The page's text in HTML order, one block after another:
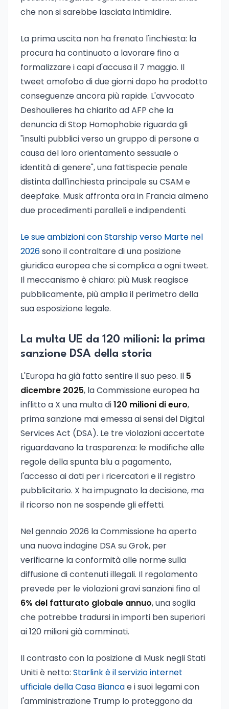
che non si sarebbe lasciata intimidire.
La prima uscita non ha frenato l'inchiesta: la
procura ha continuato a lavorare fino a
formalizzare i capi d'accusa il 7 maggio. Il
tweet omofobo di due giorni dopo ha prodotto
conseguenze ancora più rapide. L'avvocato
Deshoulieres ha chiarito ad AFP che la
denuncia di Stop Homophobie riguarda gli
"insulti pubblici verso un gruppo di persone a
causa del loro orientamento sessuale o
identità di genere", una fattispecie penale
distinta dall'inchiesta principale su CSAM e
deepfake. Musk affronta ora in Francia almeno
due procedimenti paralleli e indipendenti.
Le sue ambizioni con Starship verso Marte nel
2026sono il contraltare di una posizione
giuridica europea che si complica a ogni tweet.
Il meccanismo è chiaro: più Musk reagisce
pubblicamente, più amplia il perimetro della
sua esposizione legale.
La multa UE da 120 milioni: la prima
sanzione DSA della storia
L'Europa ha già fatto sentire il suo peso. Il 5
dicembre 2025, la Commissione europea ha
inflitto a X una multa di120 milioni di euro,
prima sanzione mai emessa ai sensi del Digital
Services Act (DSA). Le tre violazioni accertate
riguardavano la trasparenza: le modifiche alle
regole della spunta blu a pagamento,
l'accesso ai dati per i ricercatori e il registro
pubblicitario. X ha impugnato la decisione, ma
il ricorso non ne sospende gli effetti.
Nel gennaio 2026 la Commissione ha aperto
una nuova indagine DSA su Grok, per
verificarne la conformità alle norme sulla
diffusione di contenuti illegali. Il regolamento
prevede per le violazioni gravi sanzioni fino al
6% del fatturato globale annuo, una soglia
che potrebbe tradursi in importi ben superiori
ai 120 milioni già comminati.
Il contrasto con la posizione di Musk negli Stati
Uniti è netto: Starlink è il servizio internet
ufficiale della Casa Biancae i suoi legami con
l'amministrazione Trump lo proteggono da